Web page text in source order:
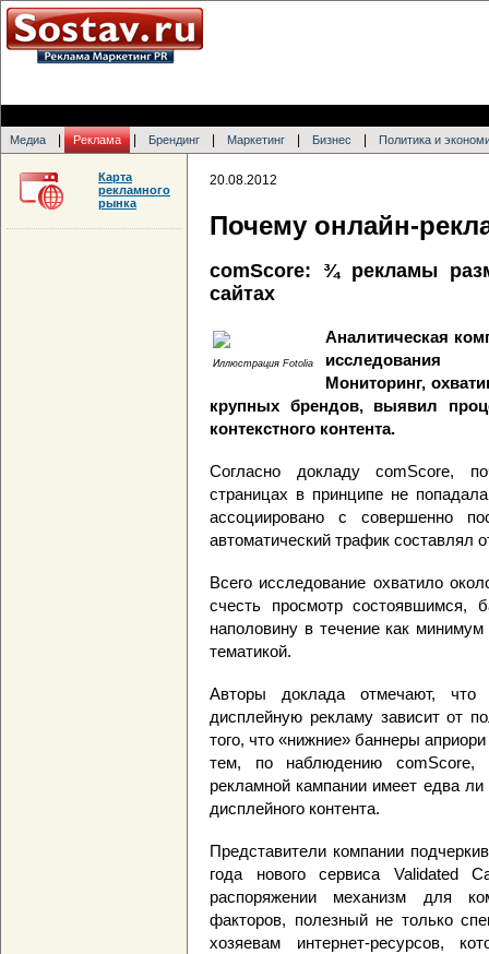
Медиа Реклама Брендинг Маркетинг Бизнес Политика и
20.08.2012
Почему онлайн-
comScore: ¾ рекламы
сайтах
Иллюстрация Fotolia
Аналитическая
исследования
Мониторинг,
крупных брендов, выявил
контекстного контента.
Согласно докладу comScore,
страницах в принципе не
ассоциировано с совершенно
автоматический трафик составлял
Всего исследование охватило
счесть просмотр
наполовину в течение как
тематикой.
Авторы доклада отмечают,
дисплейную рекламу зависит от
того, что «нижние» баннеры
тем, по наблюдению comScore,
рекламной кампании имеет едва
дисплейного контента.
Представители компании
года нового сервиса Validated
распоряжении механизм для
факторов, полезный не только
хозяевам интернет-ресурсов,
Карта
рекламного
рынка